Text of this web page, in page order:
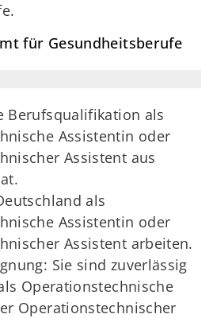
für Gesundheitsberufe
Berufsqualifikation als
Assistentin oder
Assistent aus
als
Assistentin oder
Assistent arbeiten.
Sie sind zuverlässig
Operationstechnische
Operationstechnischer